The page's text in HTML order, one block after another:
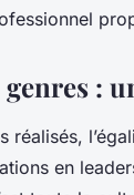
genres :
réalisés,
en